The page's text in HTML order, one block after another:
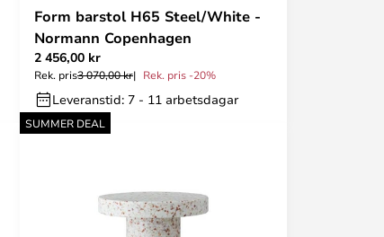
Form barstol H65 Steel/White -
Normann Copenhagen
2 456,00 kr
Rek. pris3 070,00 kr Rek. pris -20%
Leveranstid: 7 - 11 arbetsdagar
SUMMER DEAL